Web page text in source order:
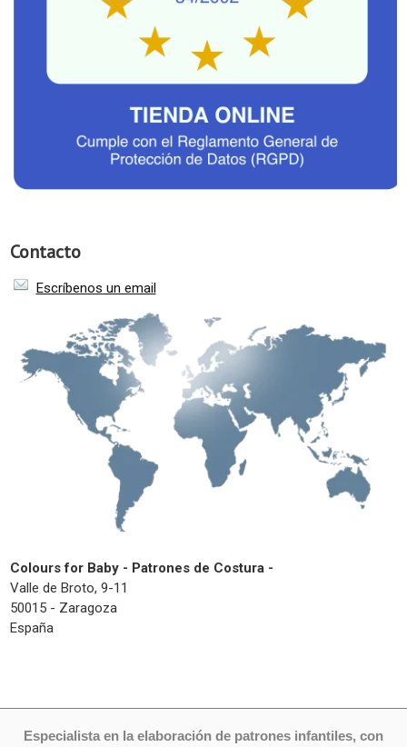
Contacto
Escríbenos un email
Colours for Baby - Patrones de Costura -
Valle de Broto, 9-11
50015 - Zaragoza
España
Especialista en la elaboración de patrones infantiles, con